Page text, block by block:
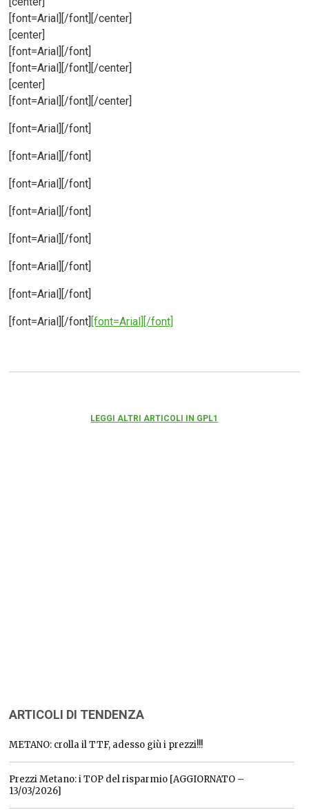
[font=Arial][/font][/center]
[center]
[font=Arial][/font]
[font=Arial][/font][/center]
[center]
[font=Arial][/font][/center]
[font=Arial][/font]
[font=Arial][/font]
[font=Arial][/font]
[font=Arial][/font]
[font=Arial][/font]
[font=Arial][/font]
[font=Arial][/font]
[font=Arial][/font] [font=Arial][/font]
LEGGI ALTRI ARTICOLI IN GPL1
ARTICOLI DI TENDENZA
METANO: crolla il TTF, adesso giù i prezzi!!!
Prezzi Metano: i TOP del risparmio [AGGIORNATO –
13/03/2026]